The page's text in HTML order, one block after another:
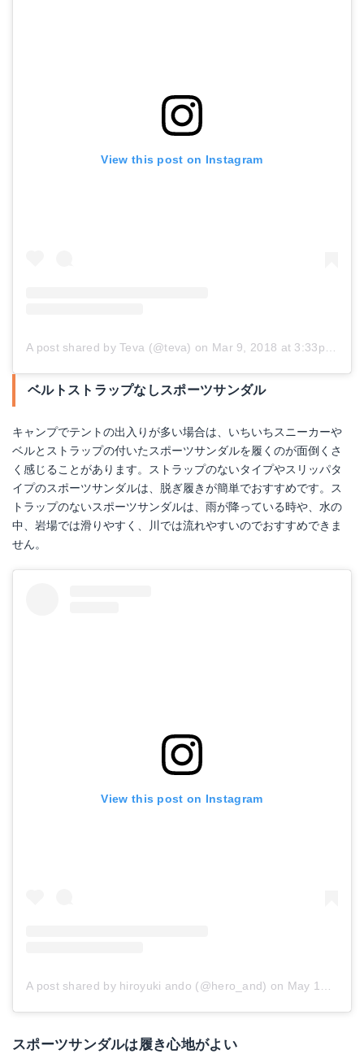
View this post on Instagram
A post shared by Teva (@teva) on Mar 9, 2018 at 3:33pm PST
ベルトストラップなしスポーツサンダル
キャンプでテントの出入りが多い場合は、いちいちスニーカーや
ベルとストラップの付いたスポーツサンダルを履くのが面倒くさ
く感じることがあります。ストラップのないタイプやスリッパタ
イプのスポーツサンダルは、脱ぎ履きが簡単でおすすめです。ス
トラップのないスポーツサンダルは、雨が降っている時や、水の
中、岩場では滑りやすく、川では流れやすいのでおすすめできま
せん。
View this post on Instagram
A post shared by hiroyuki ando (@hero_and) on May 17, 2014 at 3:44am PDT
スポーツサンダルは履き心地がよい